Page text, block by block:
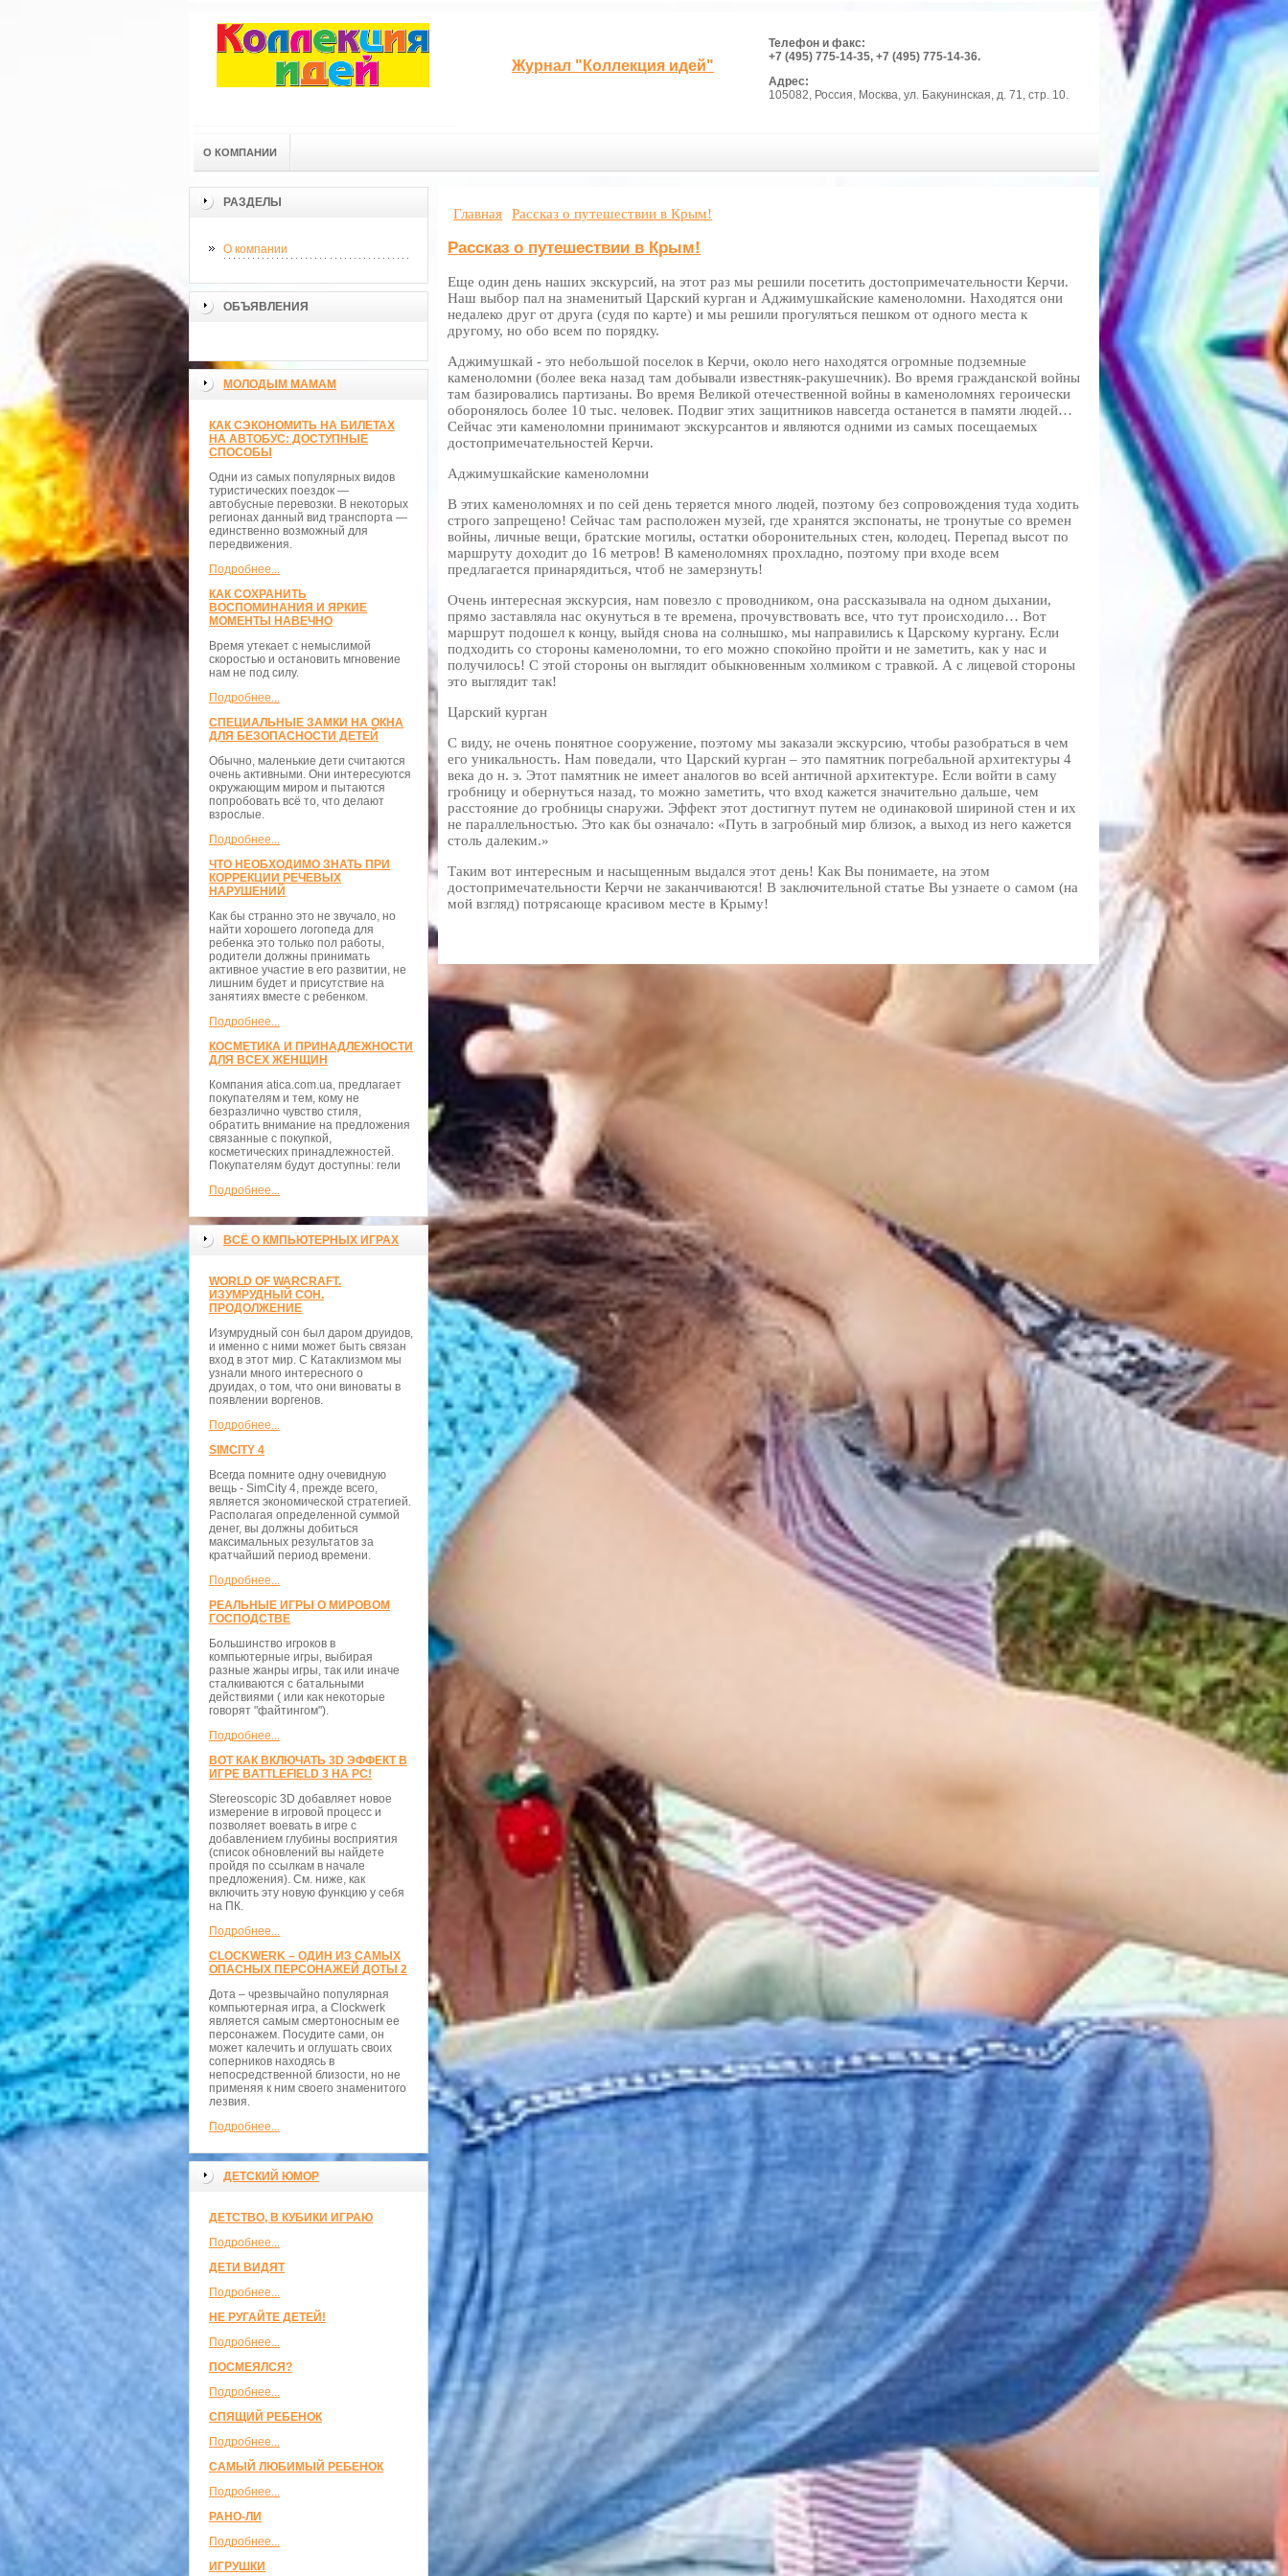
Журнал "Коллекция идей"
Телефон и факс:
+7 (495) 775-14-35, +7 (495) 775-14-36.
Адрес:
105082, Россия, Москва, ул. Бакунинская, д. 71, стр. 10.
О КОМПАНИИ
РАЗДЕЛЫ
О компании
ОБЪЯВЛЕНИЯ
МОЛОДЫМ МАМАМ
КАК СЭКОНОМИТЬ НА БИЛЕТАХ
НА АВТОБУС: ДОСТУПНЫЕ
СПОСОБЫ
Одни из самых популярных видов
туристических поездок —
автобусные перевозки. В некоторых
регионах данный вид транспорта —
единственно возможный для
передвижения.
Подробнее...
КАК СОХРАНИТЬ
ВОСПОМИНАНИЯ И ЯРКИЕ
МОМЕНТЫ НАВЕЧНО
Время утекает с немыслимой
скоростью и остановить мгновение
нам не под силу.
Подробнее...
СПЕЦИАЛЬНЫЕ ЗАМКИ НА ОКНА
ДЛЯ БЕЗОПАСНОСТИ ДЕТЕЙ
Обычно, маленькие дети считаются
очень активными. Они интересуются
окружающим миром и пытаются
попробовать всё то, что делают
взрослые.
Подробнее...
ЧТО НЕОБХОДИМО ЗНАТЬ ПРИ
КОРРЕКЦИИ РЕЧЕВЫХ
НАРУШЕНИЙ
Как бы странно это не звучало, но
найти хорошего логопеда для
ребенка это только пол работы,
родители должны принимать
активное участие в его развитии, не
лишним будет и присутствие на
занятиях вместе с ребенком.
Подробнее...
КОСМЕТИКА И ПРИНАДЛЕЖНОСТИ
ДЛЯ ВСЕХ ЖЕНЩИН
Компания atica.com.ua, предлагает
покупателям и тем, кому не
безразлично чувство стиля,
обратить внимание на предложения
связанные с покупкой,
косметических принадлежностей.
Покупателям будут доступны: гели
Подробнее...
ВСЁ О КМПЬЮТЕРНЫХ ИГРАХ
WORLD OF WARCRAFT.
ИЗУМРУДНЫЙ СОН.
ПРОДОЛЖЕНИЕ
Изумрудный сон был даром друидов,
и именно с ними может быть связан
вход в этот мир. С Катаклизмом мы
узнали много интересного о
друидах, о том, что они виноваты в
появлении воргенов.
Подробнее...
SIMCITY 4
Всегда помните одну очевидную
вещь - SimCity 4, прежде всего,
является экономической стратегией.
Располагая определенной суммой
денег, вы должны добиться
максимальных результатов за
кратчайший период времени.
Подробнее...
РЕАЛЬНЫЕ ИГРЫ О МИРОВОМ
ГОСПОДСТВЕ
Большинство игроков в
компьютерные игры, выбирая
разные жанры игры, так или иначе
сталкиваются с батальными
действиями ( или как некоторые
говорят "файтингом").
Подробнее...
ВОТ КАК ВКЛЮЧАТЬ 3D ЭФФЕКТ В
ИГРЕ BATTLEFIELD 3 НА PC!
Stereoscopic 3D добавляет новое
измерение в игровой процесс и
позволяет воевать в игре с
добавлением глубины восприятия
(список обновлений вы найдете
пройдя по ссылкам в начале
предложения). См. ниже, как
включить эту новую функцию у себя
на ПК.
Подробнее...
CLOCKWERK – ОДИН ИЗ САМЫХ
ОПАСНЫХ ПЕРСОНАЖЕЙ ДОТЫ 2
Дота – чрезвычайно популярная
компьютерная игра, а Clockwerk
является самым смертоносным ее
персонажем. Посудите сами, он
может калечить и оглушать своих
соперников находясь в
непосредственной близости, но не
применяя к ним своего знаменитого
лезвия.
Подробнее...
ДЕТСКИЙ ЮМОР
ДЕТСТВО, В КУБИКИ ИГРАЮ
Подробнее...
ДЕТИ ВИДЯТ
Подробнее...
НЕ РУГАЙТЕ ДЕТЕЙ!
Подробнее...
ПОСМЕЯЛСЯ?
Подробнее...
СПЯЩИЙ РЕБЕНОК
Подробнее...
САМЫЙ ЛЮБИМЫЙ РЕБЕНОК
Подробнее...
РАНО-ЛИ
Подробнее...
ИГРУШКИ
Главная Рассказ о путешествии в Крым!
Рассказ о путешествии в Крым!
Еще один день наших экскурсий, на этот раз мы решили посетить достопримечательности Керчи.
Наш выбор пал на знаменитый Царский курган и Аджимушкайские каменоломни. Находятся они
недалеко друг от друга (судя по карте) и мы решили прогуляться пешком от одного места к
другому, но обо всем по порядку.
Аджимушкай - это небольшой поселок в Керчи, около него находятся огромные подземные
каменоломни (более века назад там добывали известняк-ракушечник). Во время гражданской войны
там базировались партизаны. Во время Великой отечественной войны в каменоломнях героически
оборонялось более 10 тыс. человек. Подвиг этих защитников навсегда останется в памяти людей…
Сейчас эти каменоломни принимают экскурсантов и являются одними из самых посещаемых
достопримечательностей Керчи.
Аджимушкайские каменоломни
В этих каменоломнях и по сей день теряется много людей, поэтому без сопровождения туда ходить
строго запрещено! Сейчас там расположен музей, где хранятся экспонаты, не тронутые со времен
войны, личные вещи, братские могилы, остатки оборонительных стен, колодец. Перепад высот по
маршруту доходит до 16 метров! В каменоломнях прохладно, поэтому при входе всем
предлагается принарядиться, чтоб не замерзнуть!
Очень интересная экскурсия, нам повезло с проводником, она рассказывала на одном дыхании,
прямо заставляла нас окунуться в те времена, прочувствовать все, что тут происходило… Вот
маршрут подошел к концу, выйдя снова на солнышко, мы направились к Царскому кургану. Если
подходить со стороны каменоломни, то его можно спокойно пройти и не заметить, как у нас и
получилось! С этой стороны он выглядит обыкновенным холмиком с травкой. А с лицевой стороны
это выглядит так!
Царский курган
С виду, не очень понятное сооружение, поэтому мы заказали экскурсию, чтобы разобраться в чем
его уникальность. Нам поведали, что Царский курган – это памятник погребальной архитектуры 4
века до н. э. Этот памятник не имеет аналогов во всей античной архитектуре. Если войти в саму
гробницу и обернуться назад, то можно заметить, что вход кажется значительно дальше, чем
расстояние до гробницы снаружи. Эффект этот достигнут путем не одинаковой шириной стен и их
не параллельностью. Это как бы означало: «Путь в загробный мир близок, а выход из него кажется
столь далеким.»
Таким вот интересным и насыщенным выдался этот день! Как Вы понимаете, на этом
достопримечательности Керчи не заканчиваются! В заключительной статье Вы узнаете о самом (на
мой взгляд) потрясающе красивом месте в Крыму!